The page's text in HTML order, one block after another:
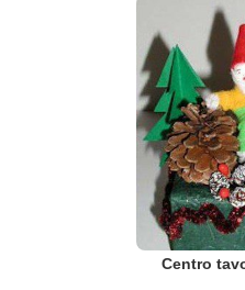
Centro